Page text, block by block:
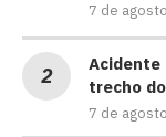
7 de
Acidente
trecho
7 de